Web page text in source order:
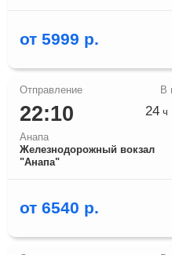
от 5999 р.
22:10
Анапа
Железнодорожный вокзал
"Анапа"
24ч
от 6540 р.